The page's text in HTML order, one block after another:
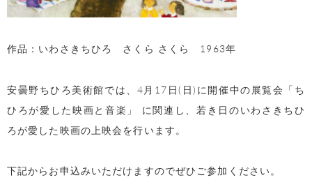
作品：いわさきちひろ さくら さくら 1963年
安曇野ちひろ美術館では、 4 月 17 日( 日) に 開催中の展覧会「ち
ひろが愛した映画と音楽」 に関連し、若き日のいわさきちひ
ろが愛した映画の上映会を行います。
下記からお申込みいただけますのでぜひご参加ください。